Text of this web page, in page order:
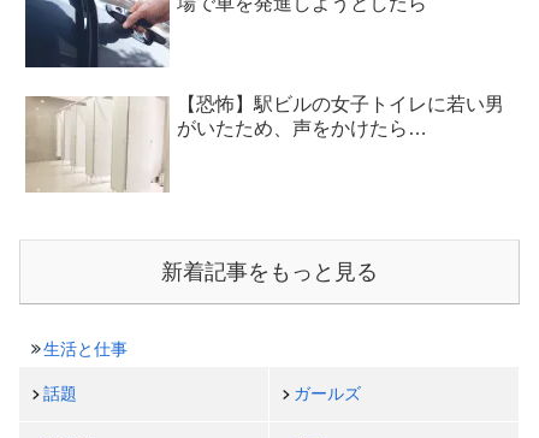
【恐怖】駅ビルの女子トイレに若い男
がいたため、声をかけたら…
新着記事をもっと見る
生活と仕事
話題 ガールズ